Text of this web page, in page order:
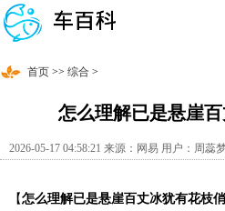
首页 >> 综合 >
怎么理解已是悬崖
2026-05-17 04:58:21 来源：网易 用户：周蕊
【怎么理解已是悬崖百丈冰犹有花枝俏